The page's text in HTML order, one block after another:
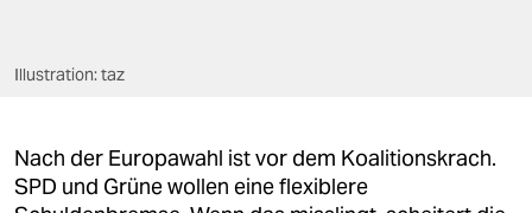
fragen & hilfe
unterstützen
Illustration: taz
Nach der Europawahl ist vor dem Koalitionskrach.
SPD und Grüne wollen eine flexiblere